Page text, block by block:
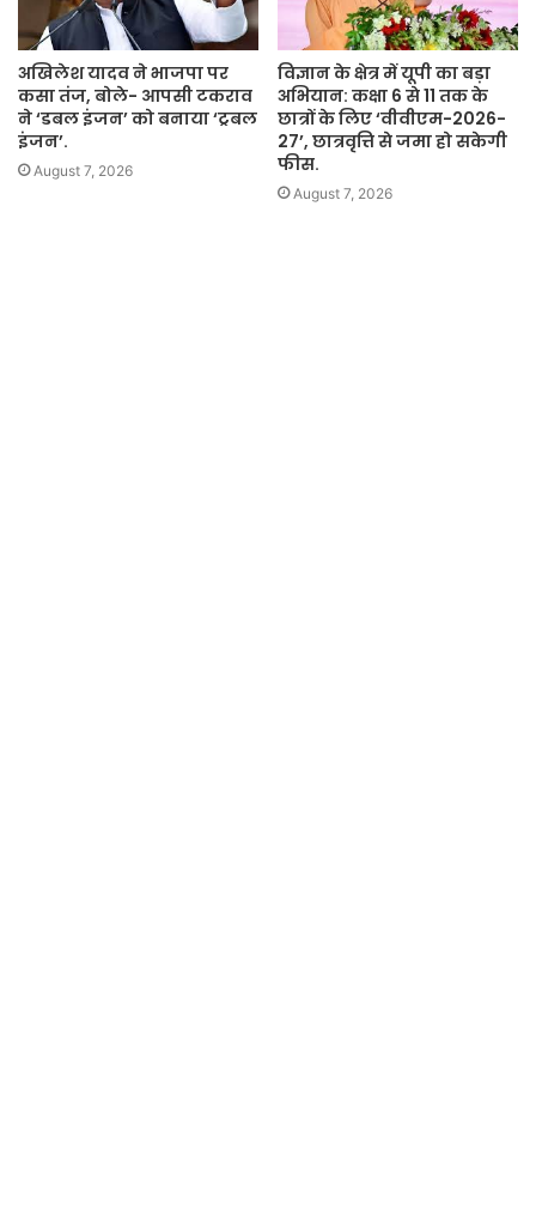
अखिलेश यादव ने भाजपा पर
कसा तंज, बोले- आपसी टकराव
ने ‘डबल इंजन’ को बनाया ‘ट्रबल
इंजन’.
August 7, 2026
विज्ञान के क्षेत्र में यूपी का बड़ा
अभियान: कक्षा 6 से 11 तक के
छात्रों के लिए ‘वीवीएम-2026-
27’, छात्रवृत्ति से जमा हो सकेगी
फीस.
August 7, 2026